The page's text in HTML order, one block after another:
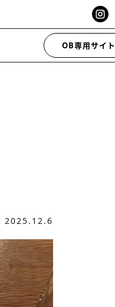
OB専用サイト
2025.12.6